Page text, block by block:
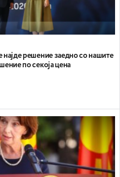
решение заедно со нашите
по секоја цена